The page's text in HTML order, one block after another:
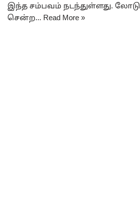
இந்த சம்பவம் நடந்துள்ளது. லோடு
சென்ற… Read More »